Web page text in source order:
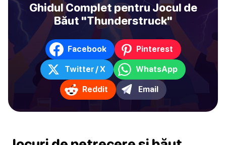
Ghidul Complet pentru Jocul de
Băut "Thunderstruck"
Facebook Pinterest
Twitter / X WhatsApp
Reddit Email